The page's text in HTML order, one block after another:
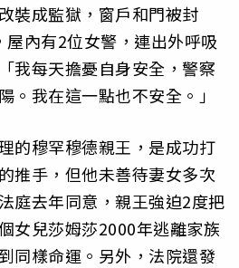
裝成監獄，窗戶和門被封
內有2位女警，連出外呼吸
我每天擔憂自身安全，警察
。我在這一點也不安全。」
的穆罕穆德親王，是成功打
推手，但他未善待妻女多次
庭去年同意，親王強迫2度把
女兒莎姆莎2000年逃離家族
同樣命運。另外，法院還發